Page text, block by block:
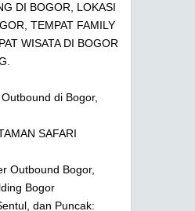
DI BOGOR, LOKASI
TEMPAT FAMILY
WISATA DI BOGOR
di Bogor,
SAFARI
Outbound Bogor,
Bogor
dan Puncak: